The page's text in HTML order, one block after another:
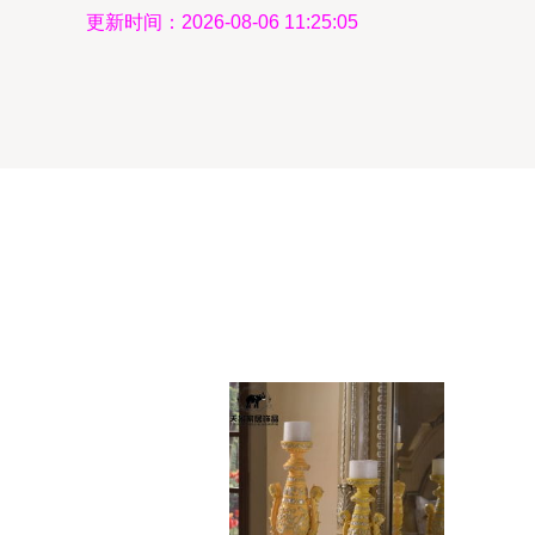
更新时间：2026-08-06 11:25:05